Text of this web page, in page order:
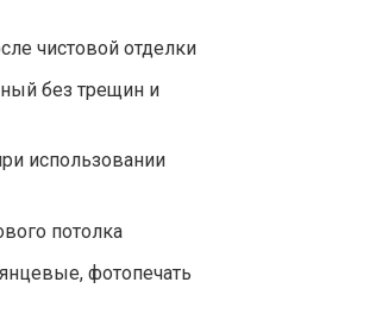
чистовой отделки
без трещин и
использовании
потолка
фотопечать